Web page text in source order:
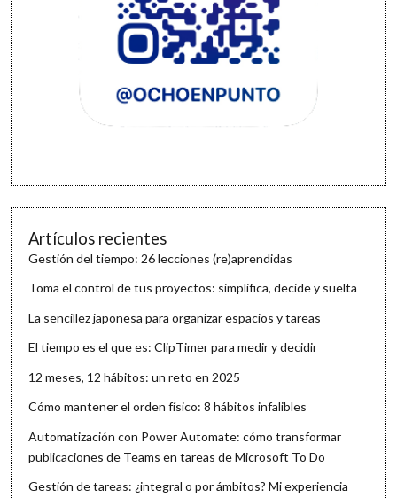
Artículos recientes
Gestión del tiempo: 26 lecciones (re)aprendidas
Toma el control de tus proyectos: simplifica, decide y suelta
La sencillez japonesa para organizar espacios y tareas
El tiempo es el que es: ClipTimer para medir y decidir
12 meses, 12 hábitos: un reto en 2025
Cómo mantener el orden físico: 8 hábitos infalibles
Automatización con Power Automate: cómo transformar
publicaciones de Teams en tareas de Microsoft To Do
Gestión de tareas: ¿integral o por ámbitos? Mi experiencia